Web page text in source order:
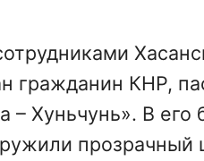
гражданин КНР,
– Хуньчунь». В его
прозрачный